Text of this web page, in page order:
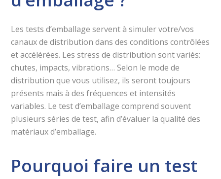
Les tests d’emballage servent à simuler votre/vos
canaux de distribution dans des conditions contrôlées
et accélérées. Les stress de distribution sont variés:
chutes, impacts, vibrations… Selon le mode de
distribution que vous utilisez, ils seront toujours
présents mais à des fréquences et intensités
variables. Le test d’emballage comprend souvent
plusieurs séries de test, afin d’évaluer la qualité des
matériaux d’emballage.
Pourquoi faire un test